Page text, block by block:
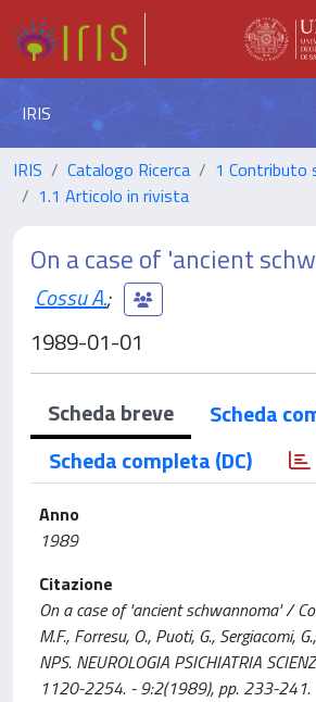
IRIS
IRIS Catalogo Ricerca
1 Contributo
1.1 Articolo in rivista
On a case of 'ancient
Cossu A.;
1989-01-01
Scheda breve
Scheda
Scheda completa (DC)
Anno
1989
Citazione
On a case of 'ancient schwannoma' /
M.F., Forresu, O., Puoti, G., Sergiacomi,
NPS. NEUROLOGIA PSICHIATRIA
1120-2254. - 9:2(1989), pp. 233-241.